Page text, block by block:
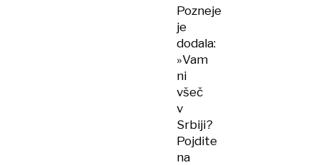
Pozneje
je
dodala:
»Vam
ni
všeč
v
Srbiji?
Pojdite
na